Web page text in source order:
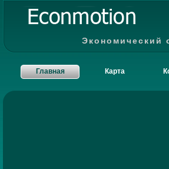
Экономический
Главная Карта